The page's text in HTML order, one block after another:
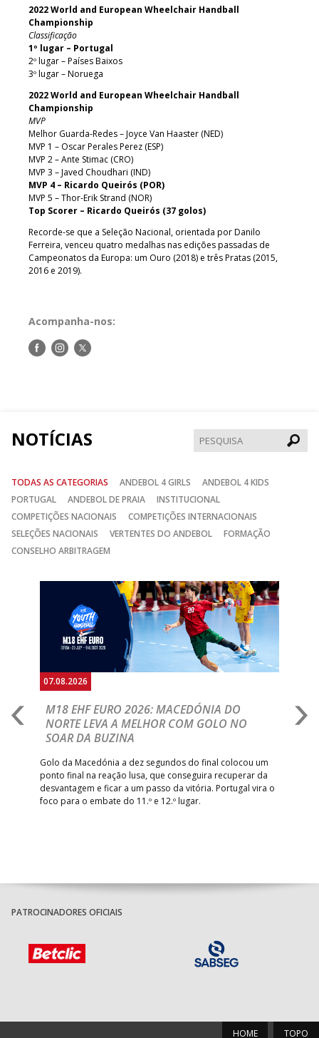
2022 World and European Wheelchair Handball
Championship
Classificação
1º lugar – Portugal
2º lugar – Países Baixos
3º lugar – Noruega
2022 World and European Wheelchair Handball
Championship
MVP
Melhor Guarda-Redes – Joyce Van Haaster (NED)
MVP 1 – Oscar Perales Perez (ESP)
MVP 2 – Ante Stimac (CRO)
MVP 3 – Javed Choudhari (IND)
MVP 4 – Ricardo Queirós (POR)
MVP 5 – Thor-Erik Strand (NOR)
Top Scorer – Ricardo Queirós (37 golos)
Recorde-se que a Seleção Nacional, orientada por Danilo
Ferreira, venceu quatro medalhas nas edições passadas de
Campeonatos da Europa: um Ouro (2018) e três Pratas (2015,
2016 e 2019).
Acompanha-nos:
Siga-Siga-Siga-
NOTÍCIAS
TODAS AS CATEGORIAS ANDEBOL 4 GIRLS
ANDEBOL 4 KIDS
PORTUGAL
ANDEBOL DE PRAIA
INSTITUCIONAL
COMPETIÇÕES NACIONAIS
COMPETIÇÕES INTERNACIONAIS
SELEÇÕES NACIONAIS
VERTENTES DO ANDEBOL
FORMAÇÃO
CONSELHO ARBITRAGEM
07.08.2026
M18 EHF EURO 2026: MACEDÓNIA DO
NORTE LEVA A MELHOR COM GOLO NO
SOAR DA BUZINA
Golo da Macedónia a dez segundos do final colocou um
ponto final na reação lusa, que conseguira recuperar da
desvantagem e ficar a um passo da vitória. Portugal vira o
foco para o embate do 11.º e 12.º lugar.
PATROCINADORES OFICIAIS
TOPO
HOME